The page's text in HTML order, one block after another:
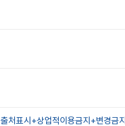
출처표시+상업적이용금지+변경금지